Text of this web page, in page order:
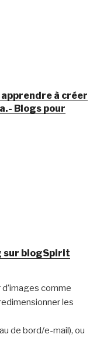
à créer
Blogs pour
sur blogSpirit
comme
les
de bord/e-mail), ou